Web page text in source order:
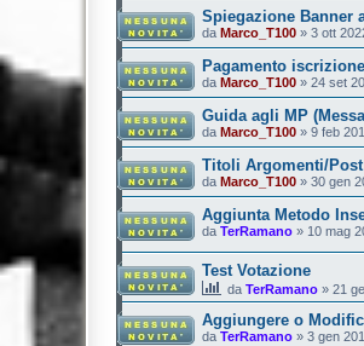
Spiegazione Banner
da Marco_T100 » 3 ott
Pagamento
da Marco_T100 » 24 set
Guida agli MP
da Marco_T100 » 9 feb
Titoli Argomenti/Post
da Marco_T100 » 30 gen
Aggiunta Metodo
da TerRamano » 10 mag
Test Votazione
da TerRamano » 21
Aggiungere o
da TerRamano » 3 gen